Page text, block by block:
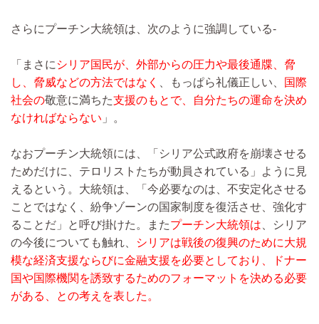
さらにプーチン大統領は、次のように強調している‐
「まさに シリア国民が、外部からの圧力や最後通牒、脅
し、脅威などの方法ではなく
、もっぱら礼儀正しい、
国際
社会の敬意に満ちた支援のもとで、自分たちの運命を決め
なければならない 」。
なおプーチン大統領には、「シリア公式政府を崩壊させる
ためだけに、テロリストたちが動員されている」ように見
えるという。大統領は、「今必要なのは、不安定化させる
ことではなく、紛争ゾーンの国家制度を復活させ、強化す
ることだ」と呼び掛けた。またプーチン大統領は 、シリア
の今後についても触れ、
シリアは戦後の復興のために大規
模な経済支援ならびに金融支援を必要としており、ドナー
国や国際機関を誘致するためのフォーマットを決める必要
がある、との考えを表した。